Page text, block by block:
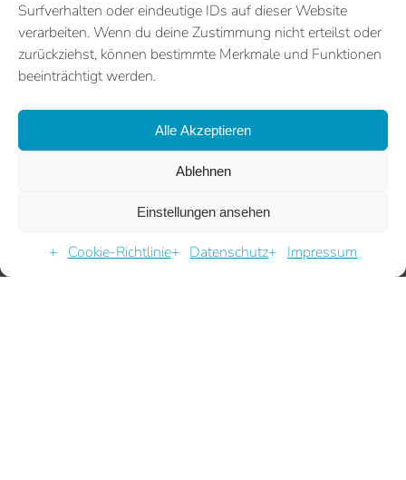
Surfverhalten oder eindeutige IDs auf dieser Website
verarbeiten. Wenn du deine Zustimmung nicht erteilst oder
zurückziehst, können bestimmte Merkmale und Funktionen
beeinträchtigt werden.
Alle Akzeptieren
Ablehnen
Einstellungen ansehen
Cookie-Richtlinie Datenschutz Impressum